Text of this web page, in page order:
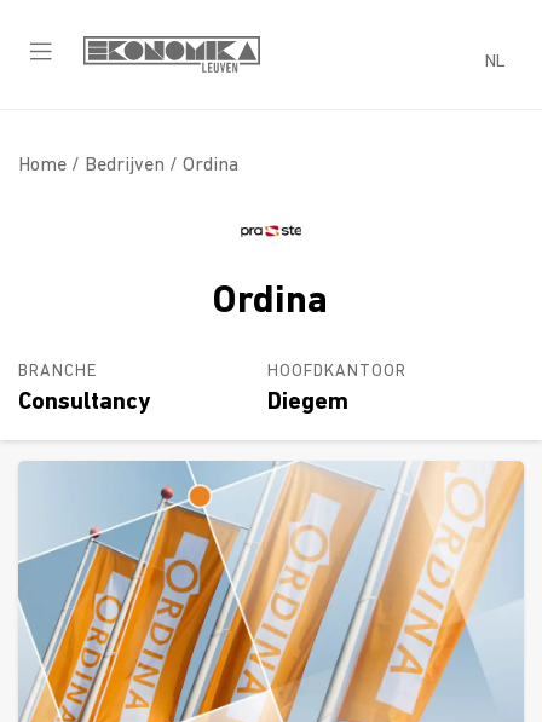
NL
Home / Bedrijven / Ordina
Ordina
BRANCHE
Consultancy
HOOFDKANTOOR
Diegem